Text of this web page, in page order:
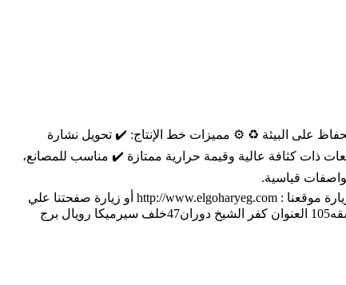
على البيئة ♻️ ⚙️ مميزات خط الإنتاج: ✔️ تحويل نشارة
ذات كثافة عالية وقيمة حرارية ممتازة ✔️ مناسب للمصانع،
قياسية.
معدات،اخشاب،تنميه،انتاج،مصانع،اعلاف،الجوهري، 📞 يمكنكم الاتصال بنا على: 002-01001160396 002-01272227795 002-047-3107078 🌐 او زيارة موقعنا : http://www.elgoharyeg.com أو زيارة صفحتنا علي
الفيس بوك: www.facebook.com/ElGohary.Co 🏢 العنوان: جمهورية مصر العربية 🏢: القاهرة دائري المعادي وان قطامية برج207 الدور الاول شقه105 العنوان كفر الشيخ دوران47خلف سيرميكا رويال برج